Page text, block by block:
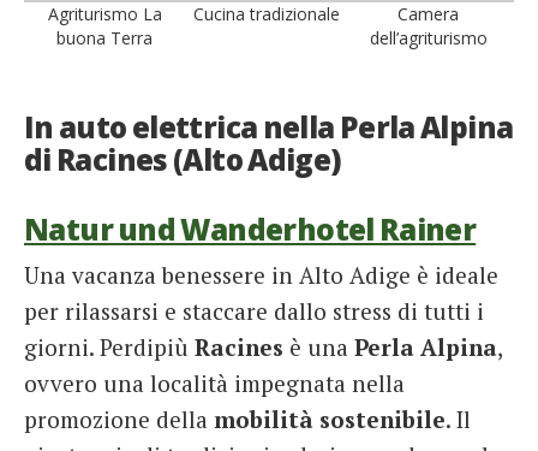
Agriturismo La
buona Terra
Cucina tradizionale
Camera
dell’agriturismo
In auto elettrica nella Perla Alpina
di Racines (Alto Adige)
Natur und Wanderhotel Rainer
Una vacanza benessere in Alto Adige è ideale
per rilassarsi e staccare dallo stress di tutti i
giorni. Perdipiù Racines è una Perla Alpina,
ovvero una località impegnata nella
promozione della mobilità sostenibile. Il